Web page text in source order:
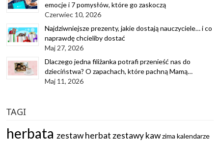
emocje i 7 pomysłów, które go zaskoczą
Czerwiec 10, 2026
Najdziwniejsze prezenty, jakie dostają nauczyciele… i co
naprawdę chcieliby dostać
Maj 27, 2026
Dlaczego jedna filiżanka potrafi przenieść nas do
dzieciństwa? O zapachach, które pachną Mamą…
Maj 11, 2026
TAGI
herbata zestaw herbatzestawy kawzimakalendarze